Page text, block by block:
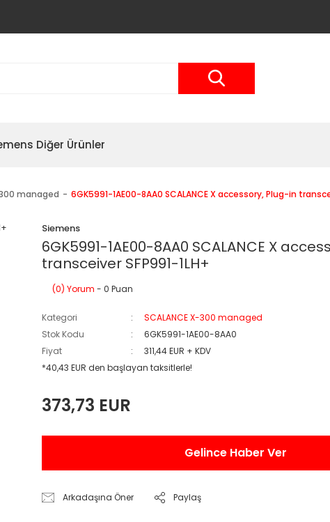
Diğer Ürünler
300 managed 6GK5991-1AE00-8AA0 SCALANCE X accessory, Plug-in
Siemens
6GK5991-1AE00-8AA0 SCALANCE X
transceiver SFP991-1LH+
(0) Yorum - 0 Puan
Kategori
SCALANCE X-300 managed
Stok Kodu
6GK5991-1AE00-8AA0
Fiyat
311,44 EUR + KDV
*40,43 EUR den başlayan taksitlerle!
373,73 EUR
Gelince Haber Ver
Arkadaşına Öner Paylaş